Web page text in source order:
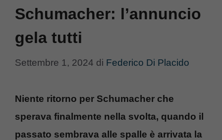
Schumacher: l’annuncio
gela tutti
Settembre 1, 2024 di Federico Di Placido
Niente ritorno per Schumacher che
sperava finalmente nella svolta, quando il
passato sembrava alle spalle è arrivata la